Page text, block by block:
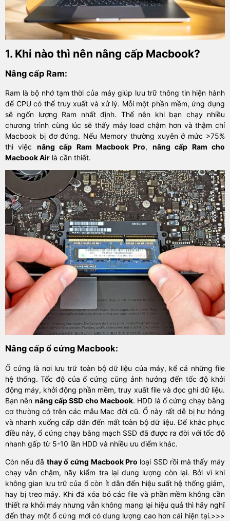
1. Khi nào thì nên nâng cấp Macbook?
Nâng cấp Ram:
Ram là bộ nhớ tạm thời của máy giúp lưu trữ thông tin hiện hành
để CPU có thể truy xuất và xử lý. Mỗi một phần mềm, ứng dụng
sẽ ngốn lượng Ram nhất định. Thế nên khi bạn chạy nhiều
chương trình cùng lúc sẽ thấy máy load chậm hơn và thậm chí
Macbook bị đơ đứng. Nếu Memory thường xuyên ở mức >75%
thì việc nâng cấp Ram Macbook Pro, nâng cấp Ram cho
Macbook Air là cần thiết.
Nâng cấp ổ cứng Macbook:
Ổ cứng là nơi lưu trữ toàn bộ dữ liệu của máy, kể cả những file
hệ thống. Tốc độ của ổ cứng cũng ảnh hưởng đến tốc độ khởi
động máy, khởi động phần mềm, truy xuất file và đọc ghi dữ liệu.
Bạn nên nâng cấp SSD cho Macbook. HDD là ổ cứng chạy bằng
cơ thường có trên các mẫu Mac đời cũ. Ổ này rất dễ bị hư hỏng
và nhanh xuống cấp dẫn đến mất toàn bộ dữ liệu. Để khắc phục
điều này, ổ cứng chạy bằng mạch SSD đã được ra đời với tốc độ
nhanh gấp từ 5-10 lần HDD và nhiều ưu điểm khác.
Còn nếu đã thay ổ cứng Macbook Pro loại SSD rồi mà thấy máy
chạy vẫn chậm, hãy kiểm tra lại dung lượng còn lại. Bởi vì khi
không gian lưu trữ của ổ còn ít dẫn đến hiệu suất hệ thống giảm,
hay bị treo máy. Khi đã xóa bỏ các file và phần mềm không cần
thiết ra khỏi máy nhưng vẫn không mang lại hiệu quả thì hãy nghĩ
đến thay một ổ cứng mới có dung lượng cao hơn cái hiện tại.>>>